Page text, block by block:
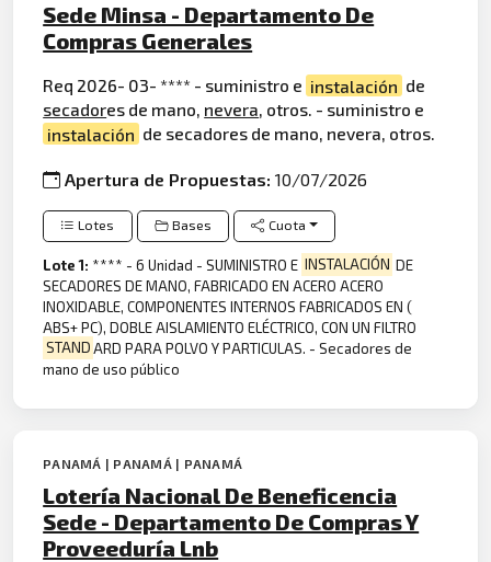
Sede Minsa - Departamento De
Compras Generales
Req 2026- 03- **** - suministro e instalación de
secadores de mano, nevera, otros. - suministro e
instalación de secadores de mano, nevera, otros.
Apertura de Propuestas:10/07/2026
Lotes Bases Cuota
Lote 1: **** - 6 Unidad - SUMINISTRO E INSTALACIÓN DE
SECADORES DE MANO, FABRICADO EN ACERO ACERO
INOXIDABLE, COMPONENTES INTERNOS FABRICADOS EN (
ABS+ PC), DOBLE AISLAMIENTO ELÉCTRICO, CON UN FILTRO
STANDARD PARA POLVO Y PARTICULAS. - Secadores de
mano de uso público
PANAMÁ | PANAMÁ | PANAMÁ
Lotería Nacional De Beneficencia
Sede - Departamento De Compras Y
Proveeduría Lnb